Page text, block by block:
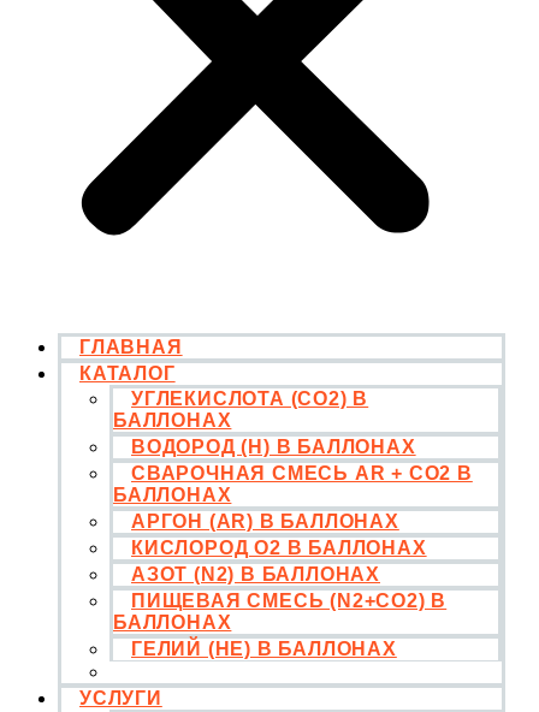
ГЛАВНАЯ
КАТАЛОГ
УГЛЕКИСЛОТА (CO2) В
БАЛЛОНАХ
ВОДОРОД (H) В БАЛЛОНАХ
СВАРОЧНАЯ СМЕСЬ AR + CO2 В
БАЛЛОНАХ
АРГОН (AR) В БАЛЛОНАХ
КИСЛОРОД O2 В БАЛЛОНАХ
АЗОТ (N2) В БАЛЛОНАХ
ПИЩЕВАЯ СМЕСЬ (N2+CO2) В
БАЛЛОНАХ
ГЕЛИЙ (HE) В БАЛЛОНАХ
УСЛУГИ